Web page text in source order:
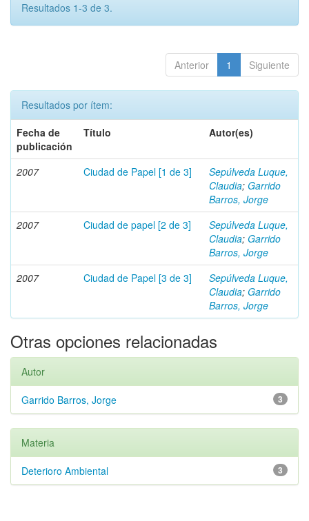
Resultados 1-3 de 3.
Anterior 1 Siguiente
Resultados por ítem:
Fecha de
publicación
Título Autor(es)
2007 Ciudad de Papel [1 de 3]
Sepúlveda Luque,
Claudia; Garrido
Barros, Jorge
2007
Ciudad de papel [2 de 3]
Sepúlveda Luque,
Claudia; Garrido
Barros, Jorge
2007
Ciudad de Papel [3 de 3]
Sepúlveda Luque,
Claudia; Garrido
Barros, Jorge
Otras opciones relacionadas
Autor
3
Garrido Barros, Jorge
Materia
3
Deterioro Ambiental